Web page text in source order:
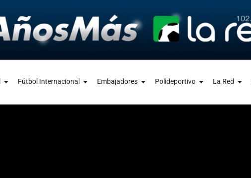
Fútbol Internacional Embajadores Polideportivo La Red